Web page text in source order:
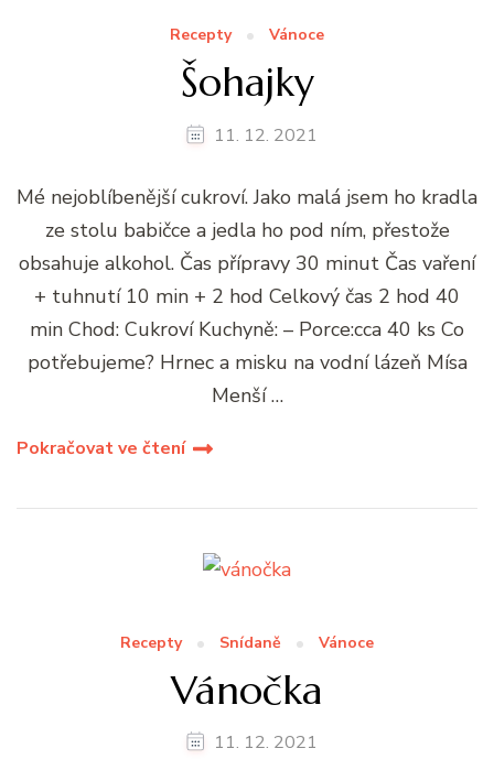
Recepty Vánoce
Šohajky
11. 12. 2021
Mé nejoblíbenější cukroví. Jako malá jsem ho kradla
ze stolu babičce a jedla ho pod ním, přestože
obsahuje alkohol. Čas přípravy 30 minut Čas vaření
+ tuhnutí 10 min + 2 hod Celkový čas 2 hod 40
min Chod: Cukroví Kuchyně: – Porce:cca 40 ks Co
potřebujeme? Hrnec a misku na vodní lázeň Mísa
Menší …
Pokračovat ve čtení
Recepty Snídaně Vánoce
Vánočka
11. 12. 2021